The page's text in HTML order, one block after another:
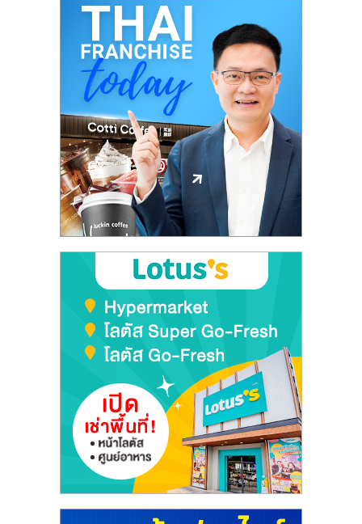
ปรึกษา
การ
ลงทุน
และ
ขยาย
ไชส์,